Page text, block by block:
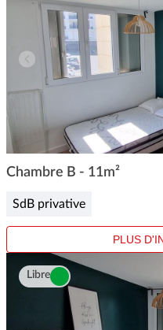
1
Chambre B - 11m²
SdB privative
PLUS
Libre